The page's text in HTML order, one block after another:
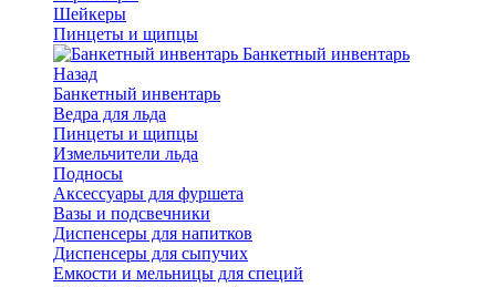
Шейкеры
Пинцеты и щипцы
Банкетный инвентарь
Назад
Банкетный инвентарь
Ведра для льда
Пинцеты и щипцы
Измельчители льда
Подносы
Аксессуары для фуршета
Вазы и подсвечники
Диспенсеры для напитков
Диспенсеры для сыпучих
Емкости и мельницы для специй